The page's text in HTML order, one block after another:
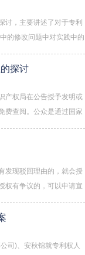
讨，主要讲述了对于专利
的修改问题中对实践中的
一步限定&rdquo是指在
，以缩小保护范围。第
探讨
产权局在公告授予发明或
费查阅。公众是通过国家
，从而规范自己的生产经
求书不仅仅记载了专利
发现驳回理由的，就会授
权有争议的，可以申请宣
编为读者进行相关知识的
司)、安秋锦就专利权人